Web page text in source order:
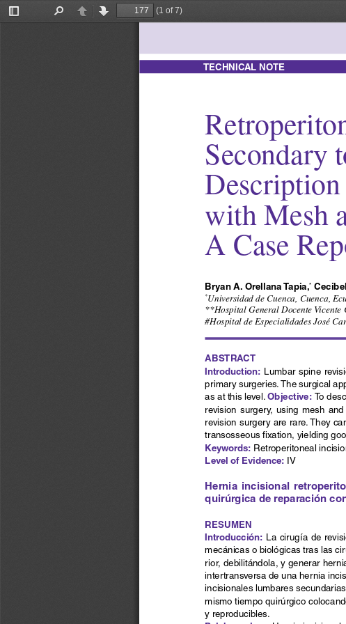
Toggle
PreviousNext
(1 of 7)
ABSTRACT
Introduction: Lumbar spine
primary surgeries. The surgical
as at this level. Objective: To
revision  surgery,  using  mesh
revision surgery are rare. They
transosseous fixation, yielding
Keywords: Retroperitoneal
Level of Evidence: IV
Hernia  incisional
quirúrgica de reparación
RESUMEN
Introducción: La cirugía de
mecánicas o biológicas tras las
rior, debilitándola, y generar
intertransversa de una hernia
incisionales lumbares
mismo tiempo quirúrgico
y reproducibles.
Secondary
with Mesh
A Case
Bryan A.  Orellana Tapia, *
*Universidad de Cuenca, Cuenca,
**Hospital General Docente Vicente
#Hospital de Especialidades José
TECHNICAL NOTE